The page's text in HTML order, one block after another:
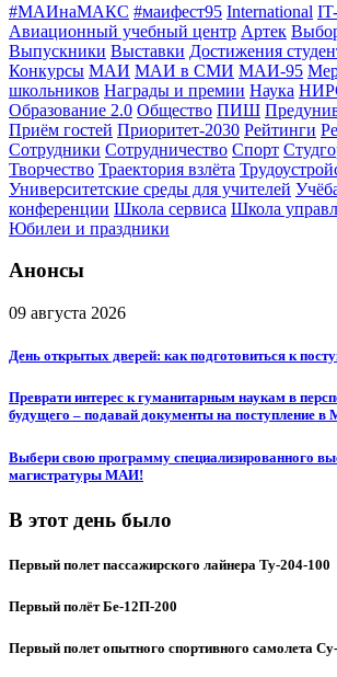
#МАИнаМАКС #маифест95 International
Авиационный учебный центр Артек
Выпускники Выставки Достижения
Конкурсы МАИ МАИ в СМИ МАИ-95
школьников Награды и премии Наука
Образование 2.0 Общество ПИШ
Приём гостей Приоритет-2030 Рейтинги
Сотрудники Сотрудничество Спорт
Творчество Траектория взлёта
Университетские среды для учителей
конференции Школа сервиса Школа
Юбилеи и праздники
Анонсы
09 августа 2026
День открытых дверей: как подготовиться к
Преврати интерес к гуманитарным наукам в
будущего – подавай документы на поступление
Выбери свою программу специализированного
магистратуры МАИ!
В этот день было
Первый полет пассажирского лайнера Ту-204-100
Первый полёт Бе-12П-200
Первый полет опытного спортивного самолета